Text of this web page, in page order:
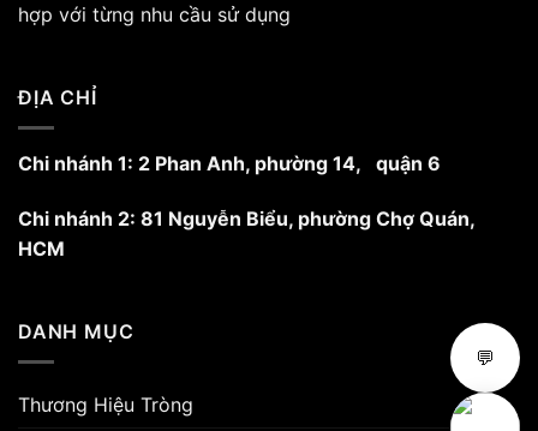
được
trang
sản
hợp với từng nhu cầu sử dụng
ĐỊA CHỈ
Chi nhánh 1: 2 Phan Anh, phường 14, quận 6
Chi nhánh 2: 81 Nguyễn Biểu, phường Chợ Quán,
HCM
DANH MỤC
Thương Hiệu Tròng
💬